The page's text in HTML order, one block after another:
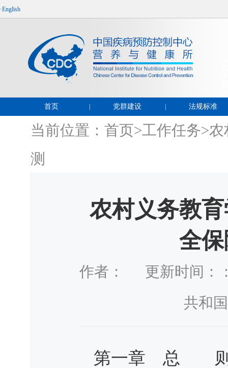
·English
首页 党群建设 法规标准
当前位置： 首页>工作任务>农
测
农村义务教
全
作者： 更新时间：
共和
第一章 总